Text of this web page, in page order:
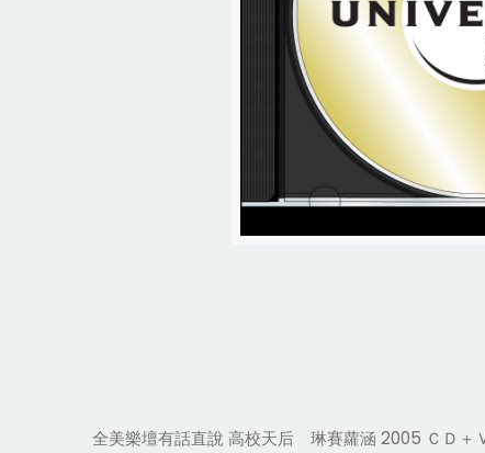
全美樂壇有話直說 高校天后 琳賽蘿涵 2005 ＣＤ＋